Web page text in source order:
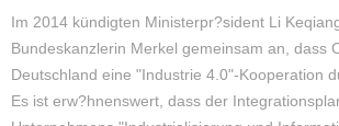
Im 2014 kündigten Ministerpr?sident Li
Bundeskanzlerin Merkel gemeinsam an, dass
Deutschland eine "Industrie 4.0"-Kooperation
Es ist erw?hnenswert, dass der